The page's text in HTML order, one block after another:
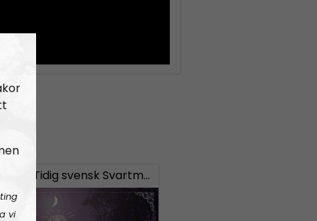
#23: Tidig svensk Svartmetall
vi